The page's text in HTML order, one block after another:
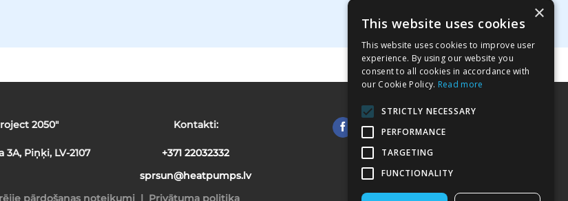
2050"
3A, Piņķi, LV-2107
Kontakti:
+371 22032332
sprsun@heatpumps.lv
×
This website uses cookies
This website uses cookies to improve user
experience. By using our website you
consent to all cookies in accordance with
our Cookie Policy. Read more
STRICTLY NECESSARY
PERFORMANCE
TARGETING
FUNCTIONALITY